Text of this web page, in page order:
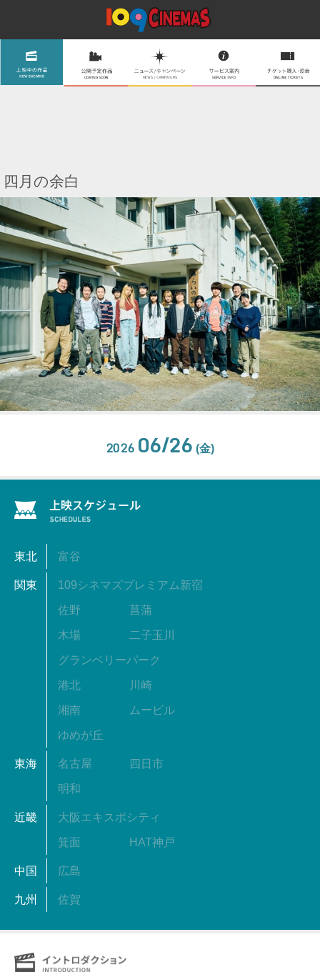
四月の余白
2026 06/26 (金)
東北 富谷
関東 109シネマズプレミアム新宿
佐野 菖蒲
木場 二子玉川
グランベリーパーク
港北 川崎
湘南 ムービル
ゆめが丘
東海 名古屋 四日市
明和
近畿 大阪エキスポシティ
箕面 HAT神戸
中国 広島
九州 佐賀